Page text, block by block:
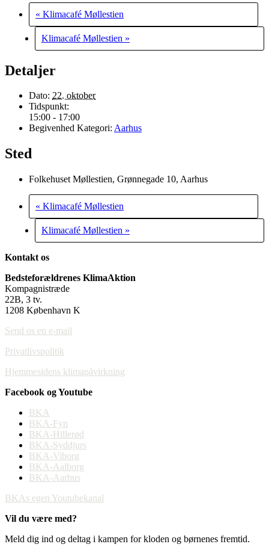
« Klimacafé Møllestien
Klimacafé Møllestien »
Detaljer
Dato: 22. oktober
Tidspunkt:
15:00 - 17:00
Begivenhed Kategori: Aarhus
Sted
Folkehuset Møllestien, Grønnegade 10, Aarhus
« Klimacafé Møllestien
Klimacafé Møllestien »
Kontakt os
Bedsteforældrenes KlimaAktion
Kompagnistræde
22B, 3 tv.
1208 København K
Send os en e-mail
Privatlivspolitik
Hjemmesidens klimapåvirkning
Facebook og Youtube
BKA
BKA-Fyn
BKA-Hillerød
BKA-Syddjurs
BKA-Viborg
BKA-Aalborg
BKA-Aarhus
BKAs egen Youtubekanal
Vil du være med?
Meld dig ind og deltag i kampen for kloden og børnenes fremtid.